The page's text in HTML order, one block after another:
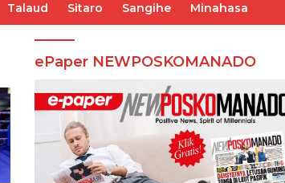
Talaud Sitaro Sangihe Minahasa
ePaper NEWPOSKOMANADO